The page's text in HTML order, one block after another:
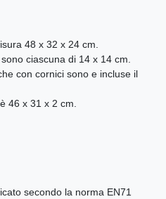
48 x 32 x 24 cm.
ciascuna di 14 x 14 cm.
con cornici sono e incluse il
46 x 31 x 2 cm.
secondo la norma EN71